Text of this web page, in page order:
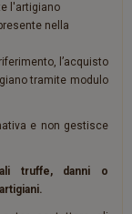
l'artigiano
nella
l’acquisto
tramite modulo
e non gestisce
truffe, danni o